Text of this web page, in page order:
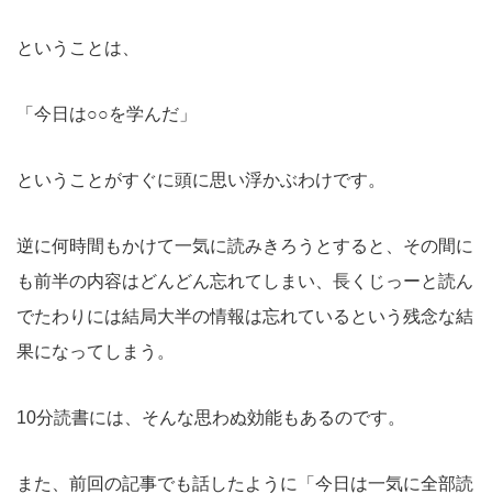
ということは、
「今日は○○を学んだ」
ということがすぐに頭に思い浮かぶわけです。
逆に何時間もかけて一気に読みきろうとすると、その間に
も前半の内容はどんどん忘れてしまい、長くじっーと読ん
でたわりには結局大半の情報は忘れているという残念な結
果になってしまう。
10分読書には、そんな思わぬ効能もあるのです。
また、前回の記事でも話したように「今日は一気に全部読